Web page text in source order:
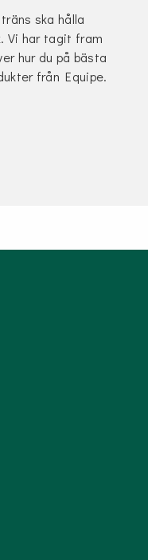
ska hålla
Vi har tagit fram
hur du på bästa
från Equipe.